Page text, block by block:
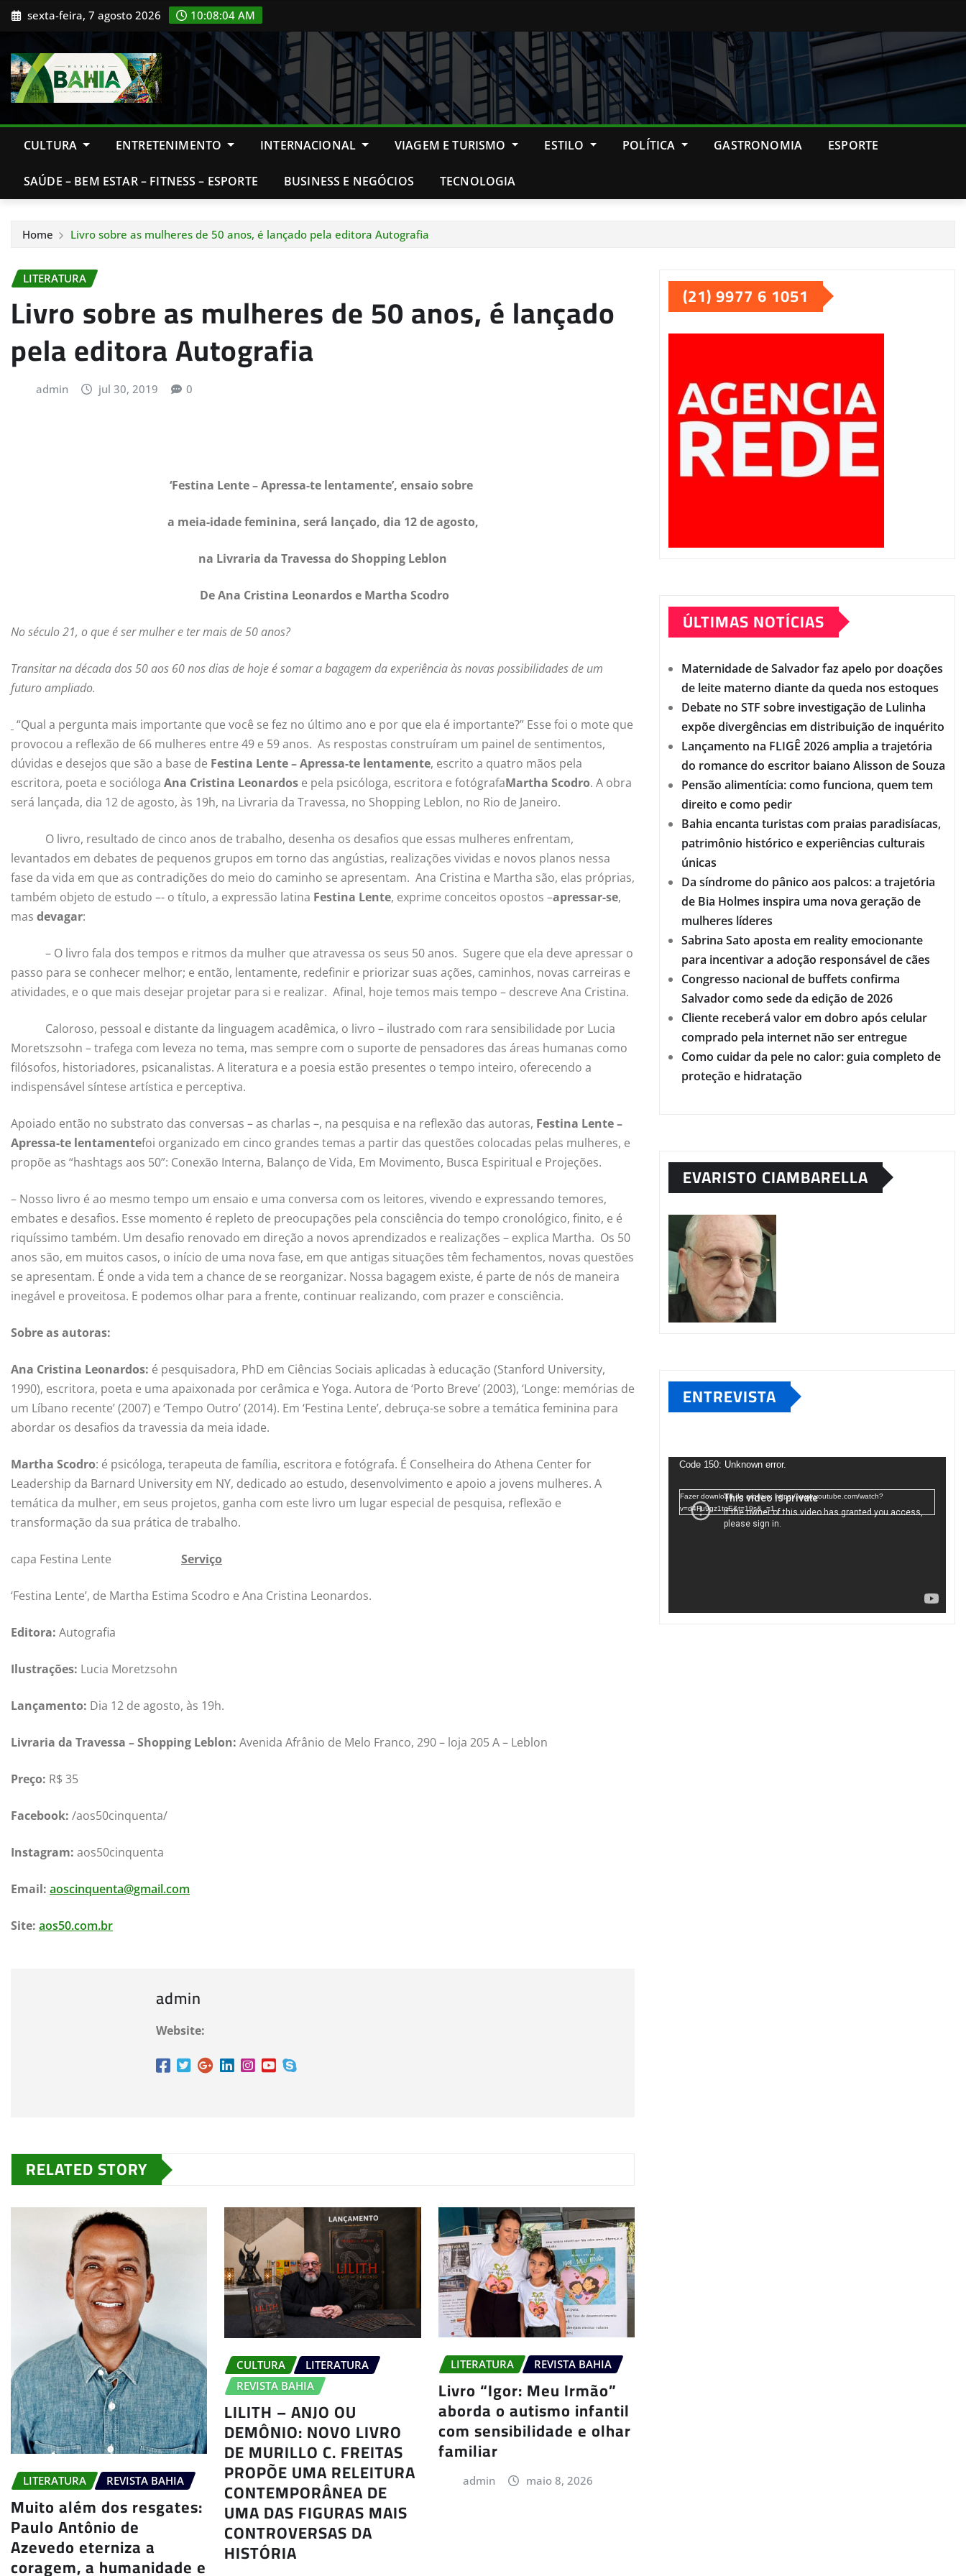
Skip sexta-feira, 7 agosto 2026 10:08:05 AM
CULTURA ENTRETENIMENTO INTERNACIONAL VIAGEM E TURISMO ESTILO POLÍTICA GASTRONOMIA ESPORTE
SAÚDE – BEM ESTAR – FITNESS – ESPORTE BUSINESS E NEGÓCIOS TECNOLOGIA
Home Livro sobre as mulheres de 50 anos, é lançado pela editora Autografia
LITERATURA
Livro sobre as mulheres de 50 anos, é lançado
pela editora Autografia
admin jul 30, 2019 0
‘Festina Lente – Apressa-te lentamente’, ensaio sobre
a meia-idade feminina, será lançado, dia 12 de agosto,
na Livraria da Travessa do Shopping Leblon
De Ana Cristina Leonardos e Martha Scodro
No século 21, o que é ser mulher e ter mais de 50 anos?
Transitar na década dos 50 aos 60 nos dias de hoje é somar a bagagem da experiência às novas possibilidades de um
futuro ampliado.
“Qual a pergunta mais importante que você se fez no último ano e por que ela é importante?” Esse foi o mote que
provocou a reflexão de 66 mulheres entre 49 e 59 anos. As respostas construíram um painel de sentimentos,
dúvidas e desejos que são a base de Festina Lente – Apressa-te lentamente, escrito a quatro mãos pela
escritora, poeta e socióloga Ana Cristina Leonardos e pela psicóloga, escritora e fotógrafaMartha Scodro. A obra
será lançada, dia 12 de agosto, às 19h, na Livraria da Travessa, no Shopping Leblon, no Rio de Janeiro.
O livro, resultado de cinco anos de trabalho, desenha os desafios que essas mulheres enfrentam,
levantados em debates de pequenos grupos em torno das angústias, realizações vividas e novos planos nessa
fase da vida em que as contradições do meio do caminho se apresentam. Ana Cristina e Martha são, elas próprias,
também objeto de estudo –- o título, a expressão latina Festina Lente, exprime conceitos opostos –apressar-se,
mas devagar:
– O livro fala dos tempos e ritmos da mulher que atravessa os seus 50 anos. Sugere que ela deve apressar o
passo para se conhecer melhor; e então, lentamente, redefinir e priorizar suas ações, caminhos, novas carreiras e
atividades, e o que mais desejar projetar para si e realizar. Afinal, hoje temos mais tempo – descreve Ana Cristina.
Caloroso, pessoal e distante da linguagem acadêmica, o livro – ilustrado com rara sensibilidade por Lucia
Moretszsohn – trafega com leveza no tema, mas sempre com o suporte de pensadores das áreas humanas como
filósofos, historiadores, psicanalistas. A literatura e a poesia estão presentes o tempo inteiro, oferecendo a
indispensável síntese artística e perceptiva.
Apoiado então no substrato das conversas – as charlas –, na pesquisa e na reflexão das autoras, Festina Lente –
Apressa-te lentamentefoi organizado em cinco grandes temas a partir das questões colocadas pelas mulheres, e
propõe as “hashtags aos 50”: Conexão Interna, Balanço de Vida, Em Movimento, Busca Espiritual e Projeções.
– Nosso livro é ao mesmo tempo um ensaio e uma conversa com os leitores, vivendo e expressando temores,
embates e desafios. Esse momento é repleto de preocupações pela consciência do tempo cronológico, finito, e é
riquíssimo também. Um desafio renovado em direção a novos aprendizados e realizações – explica Martha. Os 50
anos são, em muitos casos, o início de uma nova fase, em que antigas situações têm fechamentos, novas questões
se apresentam. É onde a vida tem a chance de se reorganizar. Nossa bagagem existe, é parte de nós de maneira
inegável e proveitosa. E podemos olhar para a frente, continuar realizando, com prazer e consciência.
Sobre as autoras:
Ana Cristina Leonardos: é pesquisadora, PhD em Ciências Sociais aplicadas à educação (Stanford University,
1990), escritora, poeta e uma apaixonada por cerâmica e Yoga. Autora de ‘Porto Breve’ (2003), ‘Longe: memórias de
um Líbano recente’ (2007) e ‘Tempo Outro’ (2014). Em ‘Festina Lente’, debruça-se sobre a temática feminina para
abordar os desafios da travessia da meia idade.
Martha Scodro: é psicóloga, terapeuta de família, escritora e fotógrafa. É Conselheira do Athena Center for
Leadership da Barnard University em NY, dedicado ao estudo, desenvolvimento e apoio a jovens mulheres. A
temática da mulher, em seus projetos, ganha com este livro um lugar especial de pesquisa, reflexão e
transformação da sua prática de trabalho.
capa Festina Lente Serviço
‘Festina Lente’, de Martha Estima Scodro e Ana Cristina Leonardos.
Editora: Autografia
Ilustrações: Lucia Moretzsohn
Lançamento: Dia 12 de agosto, às 19h.
Livraria da Travessa – Shopping Leblon: Avenida Afrânio de Melo Franco, 290 – loja 205 A – Leblon
Preço: R$ 35
Facebook: /aos50cinquenta/
Instagram: aos50cinquenta
Email: aoscinquenta@gmail.com
Site: aos50.com.br
admin
Website:
RELATED STORY
LITERATURA REVISTA BAHIA
Muito além dos resgates:
Paulo Antônio de
Azevedo eterniza a
coragem, a humanidade e
CULTURA
LITERATURA
REVISTA BAHIA
LILITH – ANJO OU
DEMÔNIO: NOVO LIVRO
DE MURILLO C. FREITAS
PROPÕE UMA RELEITURA
CONTEMPORÂNEA DE
UMA DAS FIGURAS MAIS
CONTROVERSAS DA
HISTÓRIA
LITERATURA REVISTA BAHIA
Livro “Igor: Meu Irmão”
aborda o autismo infantil
com sensibilidade e olhar
familiar
admin maio 8, 2026
(21) 9977 6 1051
ÚLTIMAS NOTÍCIAS
Maternidade de Salvador faz apelo por doações
de leite materno diante da queda nos estoques
Debate no STF sobre investigação de Lulinha
expõe divergências em distribuição de inquérito
Lançamento na FLIGÊ 2026 amplia a trajetória
do romance do escritor baiano Alisson de Souza
Pensão alimentícia: como funciona, quem tem
direito e como pedir
Bahia encanta turistas com praias paradisíacas,
patrimônio histórico e experiências culturais
únicas
Da síndrome do pânico aos palcos: a trajetória
de Bia Holmes inspira uma nova geração de
mulheres líderes
Sabrina Sato aposta em reality emocionante
para incentivar a adoção responsável de cães
Congresso nacional de buffets confirma
Salvador como sede da edição de 2026
Cliente receberá valor em dobro após celular
comprado pela internet não ser entregue
Como cuidar da pele no calor: guia completo de
proteção e hidratação
EVARISTO CIAMBARELLA
ENTREVISTA
deCode 150: Unknown error.
Fazer download do arquivo: https://www.youtube.com/watch?
v=d4Fu9gz1tqE&t=19s&_=1